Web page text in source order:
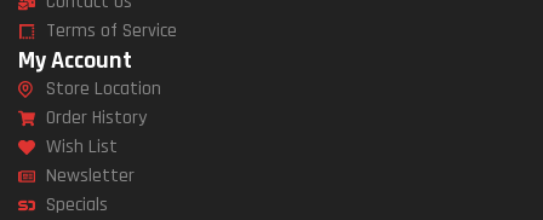
Terms of Service
My Account
Store Location
Order History
Wish List
Newsletter
Specials